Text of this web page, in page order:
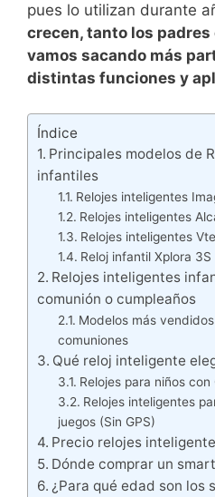
pues lo utilizan durante
crecen, tanto los padres
vamos sacando más
distintas funciones y
Índice
Principales modelos de
infantiles
Relojes inteligentes
Relojes inteligentes
Relojes inteligentes
Reloj infantil Xplora 3S
Relojes inteligentes
comunión o cumpleaños
Modelos más
comuniones
Qué reloj inteligente
Relojes para niños con
Relojes inteligentes
juegos (Sin GPS)
Precio relojes
Dónde comprar un
¿Para qué edad son